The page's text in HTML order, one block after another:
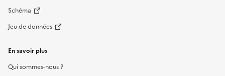
Schéma
Jeu de données
En savoir plus
Qui sommes-nous ?